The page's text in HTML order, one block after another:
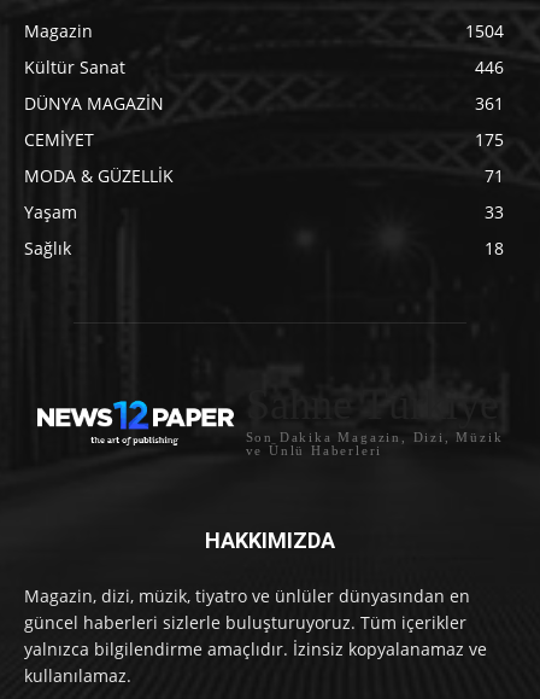
Magazin
1504
Kültür Sanat
446
DÜNYA MAGAZİN
361
CEMİYET
175
MODA & GÜZELLİK
71
Yaşam
33
Sağlık
18
Sahne Türkiye
Son Dakika Magazin, Dizi, Müzik
ve Ünlü Haberleri
HAKKIMIZDA
Magazin, dizi, müzik, tiyatro ve ünlüler dünyasından en
güncel haberleri sizlerle buluşturuyoruz. Tüm içerikler
yalnızca bilgilendirme amaçlıdır. İzinsiz kopyalanamaz ve
kullanılamaz.